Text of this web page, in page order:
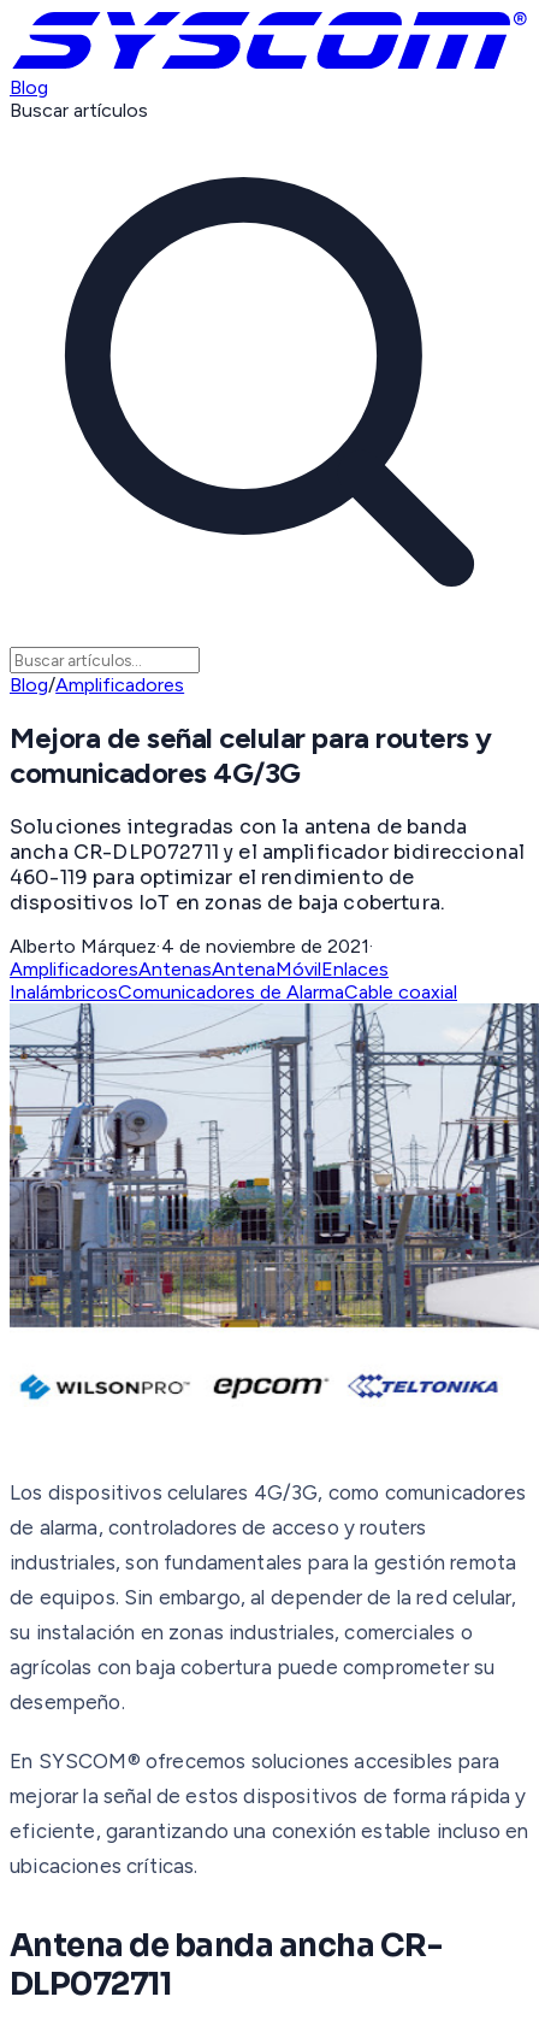
Blog
Buscar artículos
Blog/Amplificadores
Mejora de señal celular para routers y
comunicadores 4G/3G
Soluciones integradas con la antena de banda
ancha CR-DLP072711 y el amplificador bidireccional
460-119 para optimizar el rendimiento de
dispositivos IoT en zonas de baja cobertura.
Alberto Márquez·4 de noviembre de 2021·
AmplificadoresAntenasAntenaMóvilEnlaces
InalámbricosComunicadores de AlarmaCable coaxial
Los dispositivos celulares 4G/3G, como comunicadores
de alarma, controladores de acceso y routers
industriales, son fundamentales para la gestión remota
de equipos. Sin embargo, al depender de la red celular,
su instalación en zonas industriales, comerciales o
agrícolas con baja cobertura puede comprometer su
desempeño.
En SYSCOM® ofrecemos soluciones accesibles para
mejorar la señal de estos dispositivos de forma rápida y
eficiente, garantizando una conexión estable incluso en
ubicaciones críticas.
Antena de banda ancha CR-
DLP072711